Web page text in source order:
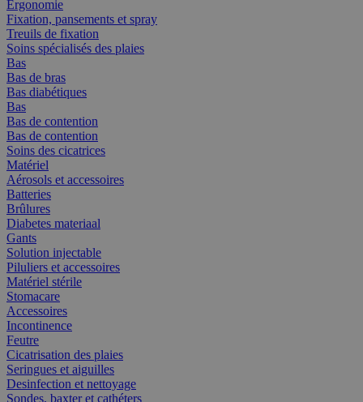
Ergonomie
Fixation, pansements et spray
Treuils de fixation
Soins spécialisés des plaies
Bas
Bas de bras
Bas diabétiques
Bas
Bas de contention
Bas de contention
Soins des cicatrices
Matériel
Aérosols et accessoires
Batteries
Brûlures
Diabetes materiaal
Gants
Solution injectable
Piluliers et accessoires
Matériel stérile
Stomacare
Accessoires
Incontinence
Feutre
Cicatrisation des plaies
Seringues et aiguilles
Desinfection et nettoyage
Sondes, baxter et cathéters